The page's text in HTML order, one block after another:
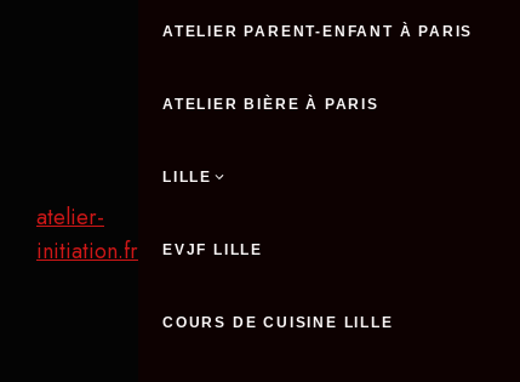
atelier-
initiation.fr
ATELIER PARENT-ENFANT À PARIS
ATELIER BIÈRE À PARIS
LILLE
EVJF LILLE
COURS DE CUISINE LILLE